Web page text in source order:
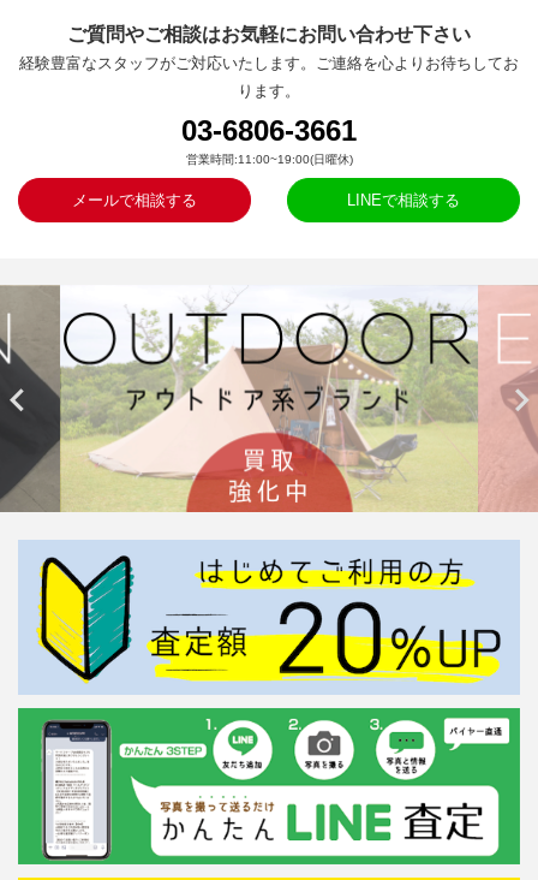
ご質問やご相談はお気軽にお問い合わせ下さい
経験豊富なスタッフがご対応いたします。ご連絡を心よりお待ちしてお
ります。
03-6806-3661
営業時間:11:00~19:00(日曜休)
メールで相談する LINEで相談する
 